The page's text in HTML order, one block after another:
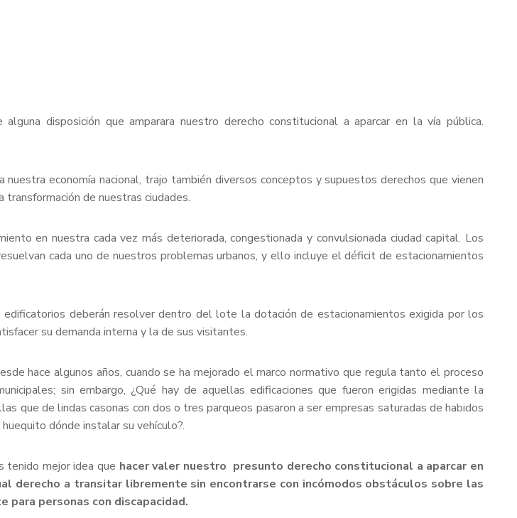
disposición que amparara nuestro derecho constitucional a aparcar en la vía pública.
economía nacional, trajo también diversos conceptos y supuestos derechos que vienen
de nuestras ciudades.
en nuestra cada vez más deteriorada, congestionada y convulsionada ciudad capital. Los
cada uno de nuestros problemas urbanos, y ello incluye el déficit de estacionamientos
deberán resolver dentro del lote la dotación de estacionamientos exigida por los
su demanda interna y la de sus visitantes.
hace algunos años, cuando se ha mejorado el marco normativo que regula tanto el proceso
sin embargo, ¿Qué hay de aquellas edificaciones que fueron erigidas mediante la
que de lindas casonas con dos o tres parqueos pasaron a ser empresas saturadas de habidos
dónde instalar su vehículo?.
tenido mejor idea que hacer valer nuestro presunto derecho constitucional a aparcar en
derecho a transitar libremente sin encontrarse con incómodos obstáculos sobre las
para personas con discapacidad.